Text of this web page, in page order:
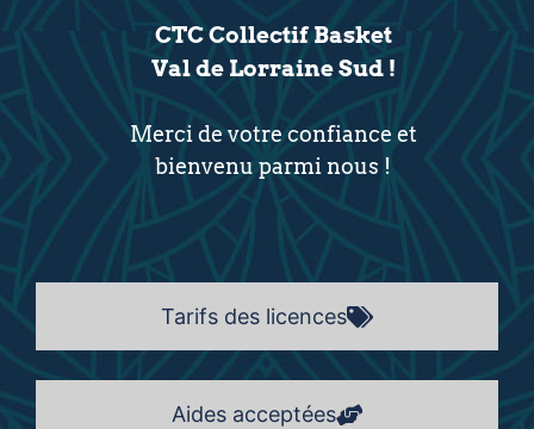
Tarifs des licences
Aides acceptées
CTC Collectif Basket
Val de Lorraine Sud !
Merci de votre confiance et
bienvenu parmi nous !